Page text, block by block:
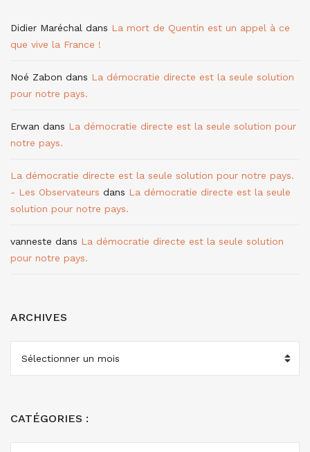
Didier Maréchal dans La mort de Quentin est un appel à ce
que vive la France !
Noé Zabon dans La démocratie directe est la seule solution
pour notre pays.
Erwan dans La démocratie directe est la seule solution pour
notre pays.
La démocratie directe est la seule solution pour notre pays.
- Les Observateurs dans La démocratie directe est la seule
solution pour notre pays.
vanneste dans La démocratie directe est la seule solution
pour notre pays.
ARCHIVES
ARCHIVES
CATÉGORIES :
CATÉGORIES